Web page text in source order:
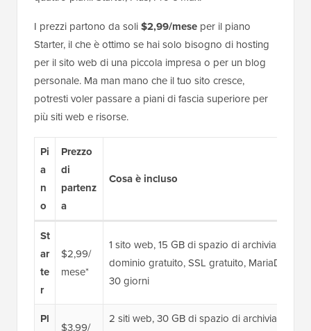
I prezzi partono da soli$2,99/mese per il piano
Starter, il che è ottimo se hai solo bisogno di hosting
per il sito web di una piccola impresa o per un blog
personale. Ma man mano che il tuo sito cresce,
potresti voler passare a piani di fascia superiore per
più siti web e risorse.
Pi
a
n
o
Prezzo
di
partenz
a
Cosa è incluso
St
ar
te
r
$2,99/
mese*
1 sito web, 15 GB di spazio di archiviazione
dominio gratuito, SSL gratuito, MariaDB
30 giorni
Pl
$3,99/
2 siti web, 30 GB di spazio di archiviazione